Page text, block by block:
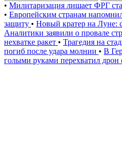
• Милитаризация лишает ФРГ
• Европейским странам
защиту • Новый кратер на Луне:
Аналитики заявили о провале
нехватке ракет • Трагедия на
погиб после удара молнии • В
голыми руками перехватил дрон